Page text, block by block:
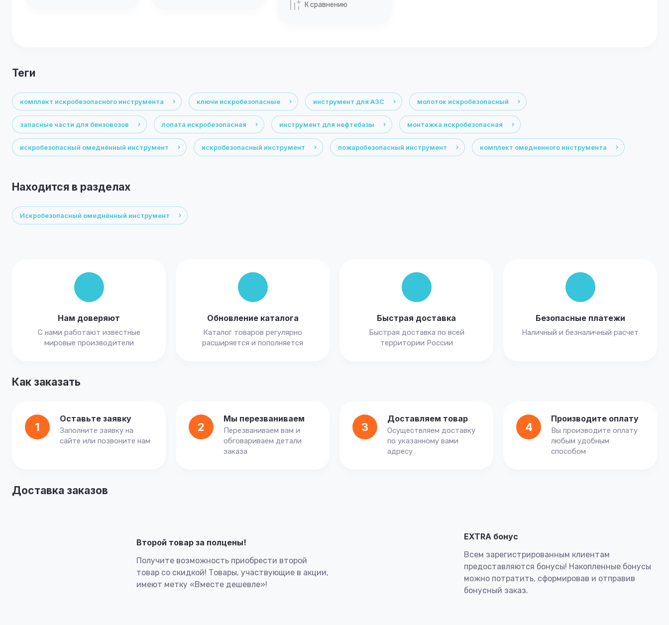
К сравнению
теги
комплект искробезопасного инструмента ключи искробезопасные инструмент для АЗС молоток искробезопасный
запасные части для бензовозов лопата искробезопасная инструмент для нефтебазы монтажка искробезопасная
искробезопасный омеднённый инструмент искробезопасный инструмент пожаробезопасный инструмент комплект омедненного инструмента
Находится в разделах
Искробезопасный омеднённый инструмент
Нам доверяют
С нами работают известные
мировые производители
Обновление каталога
Каталог товаров регулярно
расширяется и пополняется
Быстрая доставка
Быстрая доставка по всей
территории России
Безопасные платежи
Наличный и безналичный расчет
Как заказать
1
Оставьте заявку
Заполните заявку на
сайте или позвоните нам
2
Мы перезваниваем
Перезваниваем вам и
обговариваем детали
заказа
3
Доставляем товар
Осуществляем доставку
по указанному вами
адресу
4
Производите оплату
Вы производите оплату
любым удобным
способом
Доставка заказов
Второй товар за полцены!
Получите возможность приобрести второй
товар со скидкой! Товары, участвующие в акции,
имеют метку «Вместе дешевле»!
EXTRA бонус
Всем зарегистрированным клиентам
предоставляются бонусы! Накопленные бонусы
можно потратить, сформировав и отправив
бонусный заказ.